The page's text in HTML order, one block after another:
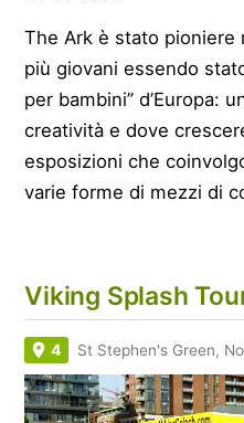
The Ark è stato pioniere
più giovani essendo
per bambini” d’Europa:
creatività e dove
esposizioni che
varie forme di mezzi di
Viking Splash
4 St Stephen's Green,